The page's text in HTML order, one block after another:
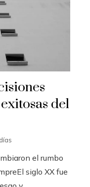
del
el rumbo
siglo XX fue